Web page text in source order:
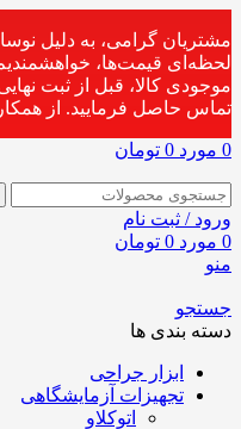
مشتریان گرامی، به دلیل
لحظه‌ای قیمت‌ها،
موجودی کالا، قبل از ثبت
تماس حاصل فرمایید. از
0 مورد 0 تومان
ورود / ثبت نام
0 مورد 0 تومان
منو
جستجو
دسته بندی ها
ابزار جراحی
تجهیزات آزمایشگاهی
اتوکلاو